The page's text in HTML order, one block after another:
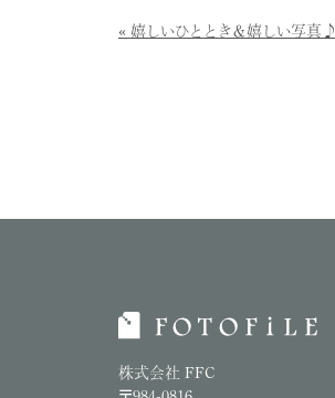
嬉しいひととき＆嬉しい写真♪
株式会社 FFC